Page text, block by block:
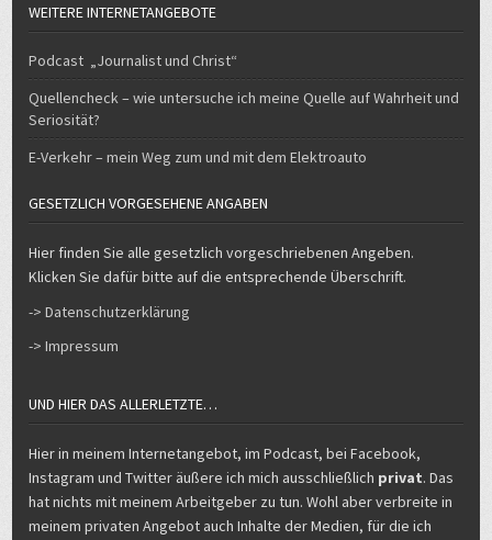
WEITERE INTERNETANGEBOTE
Podcast „Journalist und Christ“
Quellencheck – wie untersuche ich meine Quelle auf Wahrheit und
Seriosität?
E-Verkehr – mein Weg zum und mit dem Elektroauto
GESETZLICH VORGESEHENE ANGABEN
Hier finden Sie alle gesetzlich vorgeschriebenen Angeben.
Klicken Sie dafür bitte auf die entsprechende Überschrift.
-> Datenschutzerklärung
-> Impressum
UND HIER DAS ALLERLETZTE…
Hier in meinem Internetangebot, im Podcast, bei Facebook,
Instagram und Twitter äußere ich mich ausschließlich privat. Das
hat nichts mit meinem Arbeitgeber zu tun. Wohl aber verbreite in
meinem privaten Angebot auch Inhalte der Medien, für die ich